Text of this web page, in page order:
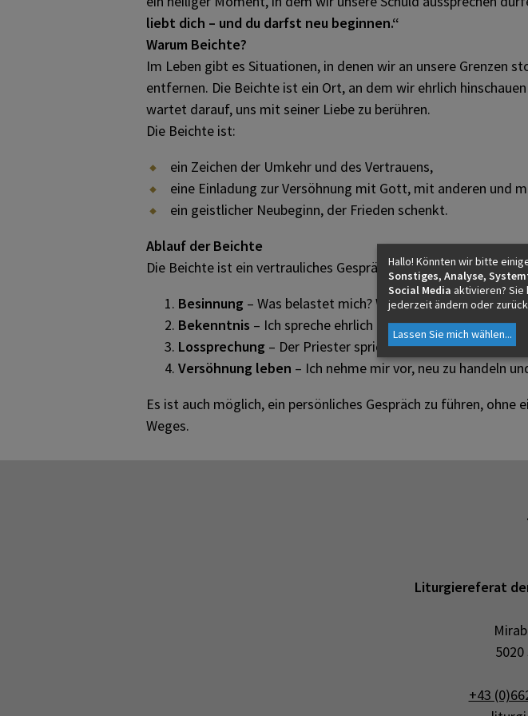
Ablauf und
Handelnde
Mitfeiernde
Formen der
Beiträge
Tipps,
Materialien
Angebote
LITURGISCHE
BILDUNG
MATERIALIEN & BEHELFE
WEITERFÜHRENDE LINKS
AKTUELLES
KONTAKT
liebt dich – und du darfst neu beginnen.“
Warum Beichte?
Im Leben gibt es Situationen, in denen wir an unsere Grenzen
entfernen. Die Beichte ist ein Ort, an dem wir ehrlich
wartet darauf, uns mit seiner Liebe zu berühren.
Die Beichte ist:
ein Zeichen der Umkehr und des Vertrauens,
eine Einladung zur Versöhnung mit Gott, mit anderen und
ein geistlicher Neubeginn, der Frieden schenkt.
Ablauf der Beichte
Die Beichte ist ein vertrauliches Gespräch mit einem Priester,
Besinnung – Was belastet mich? Wo wünsche ich mir
Bekenntnis – Ich spreche ehrlich aus, was mich bewegt.
Lossprechung – Der Priester spricht die Worte der
Versöhnung leben – Ich nehme mir vor, neu zu handeln
Es ist auch möglich, ein persönliches Gespräch zu führen,
Weges.
Liturgiereferat
5020
+43
Hallo! Könnten wir bitte
Sonstiges, Analyse,
Social Media aktivieren? Sie
jederzeit ändern oder
Lassen Sie mich wählen...